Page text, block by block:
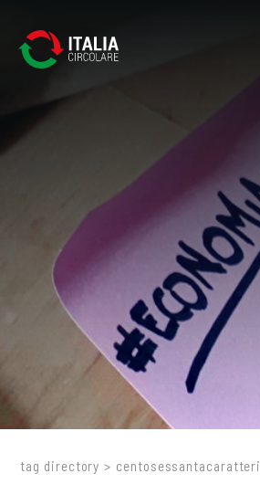
tag directory > centosessantacaratteri